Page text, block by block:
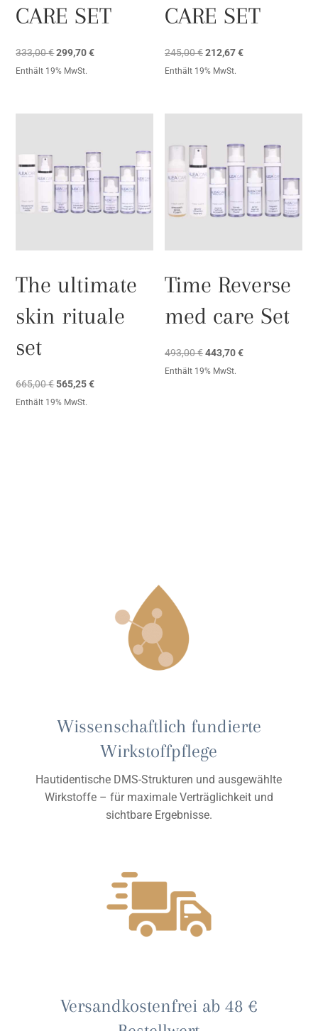
CARE SET
333,00€Ursprünglicher
Preis
299,70€Aktueller
Enthält 19% MwSt.
CARE SET
245,00€Ursprünglicher
Preis
212,67€Aktueller
Enthält 19% MwSt.
The ultimate
skin rituale
set
665,00€Ursprünglicher
Preis
565,25€Aktueller
Enthält 19% MwSt.
Time Reverse
med care Set
493,00€Ursprünglicher
Preis
443,70€Aktueller
Enthält 19% MwSt.
Wissenschaftlich fundierte
Wirkstoffpflege
Hautidentische DMS-Strukturen und ausgewählte
Wirkstoffe – für maximale Verträglichkeit und
sichtbare Ergebnisse.
Versandkostenfrei ab 48 €